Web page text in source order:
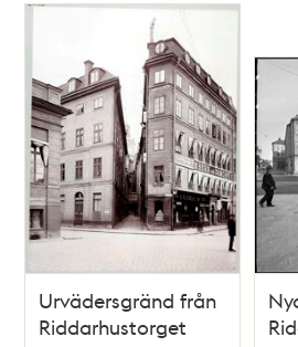
Urvädersgränd från
Riddarhustorget